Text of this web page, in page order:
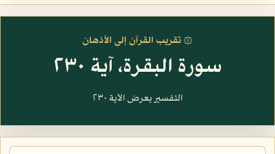
۞ تقريب القرآن إلى الأذهان
سورة البقرة، آية ٢٣٠
التفسير يعرض الآية ٢٣٠